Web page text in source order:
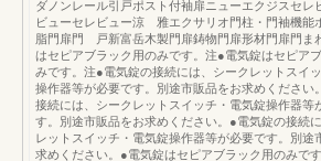
ダノンレール引戸ポスト付袖扉ニューエクジスセレ
ビューセレビュー涼 雅エクサリオ門柱・門袖機能
脂門扉門 戸新富岳木製門扉鋳物門扉形材門扉門ま
はセピアブラック用のみです。注●電気錠はセピア
みです。注●電気錠の接続には、シークレットスイ
操作器等が必要です。別途市販品をお求めください
接続には、シークレットスイッチ・電気錠操作器等
す。別途市販品をお求めください。●電気錠の接続
レットスイッチ・電気錠操作器等が必要です。別途
求めください。●電気錠はセピアブラック用のみで